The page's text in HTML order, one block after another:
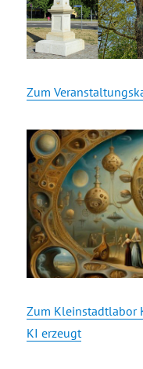
Zum
Zum Kleinstadtlabor
KI erzeugt